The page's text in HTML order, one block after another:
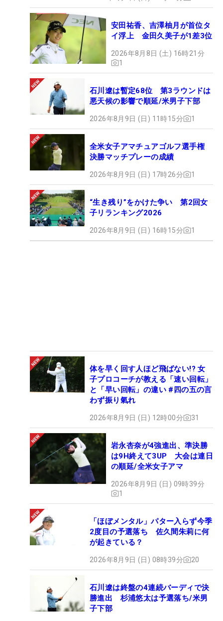
安田祐香、吉澤柚月が首位タ
イ浮上 金田久美子が1差3位
2026年8月8日 (土) 16時21分
1
石川遼は暫定68位 第3ラウンドは
悪天候の影響で順延/米男子下部
2026年8月9日 (日) 11時15分 1
全米女子アマチュアゴルフ選手権
決勝マッチプレーの成績
2026年8月9日 (日) 17時26分 1
“生き残り”をかけた争い 第2回女
子リランキング2026
2026年8月9日 (日) 16時15分 1
体を早く回す人ほど飛ばない!? 女
子プロコーチが教える「速い回転」
と「早い回転」の違い #四の五の言
わず振り氣れ
2026年8月9日 (日) 12時00分 31
岩永杏奈が4強進出、準決勝
は9H終えて3UP 大会は連日
の順延/全米女子アマ
2026年8月9日 (日) 09時39分
1
「ほぼメンタル」パター入らず今季
2度目の予選落ち 佐久間朱莉に何
が起きている？
2026年8月9日 (日) 08時39分 20
石川遼は終盤の4連続バーディで決
勝進出 杉浦悠太は予選落ち/米男
子下部